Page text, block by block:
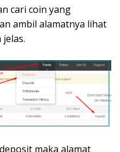
cari coin yang
ambil alamatnya lihat
maka alamat